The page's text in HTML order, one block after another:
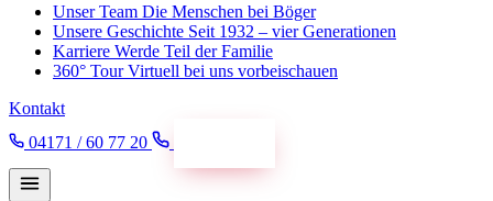
Unser Team Die Menschen bei Böger
Unsere Geschichte Seit 1932 – vier Generationen
Karriere Werde Teil der Familie
360° Tour Virtuell bei uns vorbeischauen
Kontakt
04171 / 60 77 20